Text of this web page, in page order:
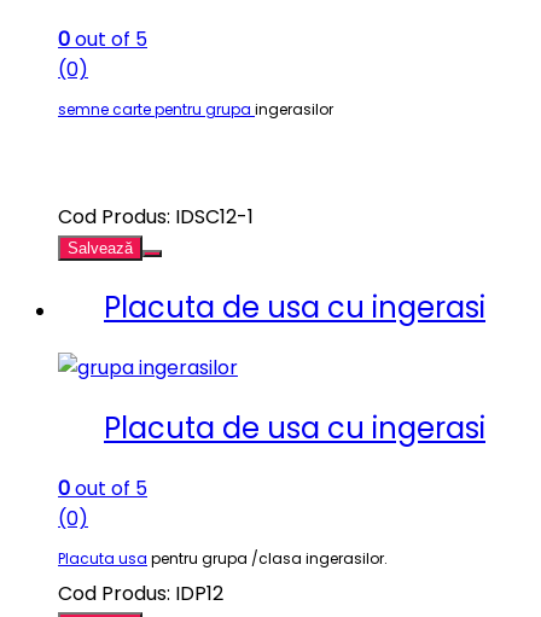
0out of 5
(0)
semne carte pentru grupa ingerasilor
Cod Produs: IDSC12-1
Salvează
Placuta de usa cu ingerasi
Placuta de usa cu ingerasi
0out of 5
(0)
Placuta usa pentru grupa /clasa ingerasilor.
Cod Produs: IDP12